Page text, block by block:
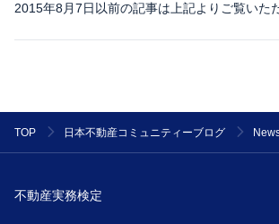
2015年8月7日以前の記事は上記よりご覧いた
TOP 日本不動産コミュニティーブログ
不動産実務検定